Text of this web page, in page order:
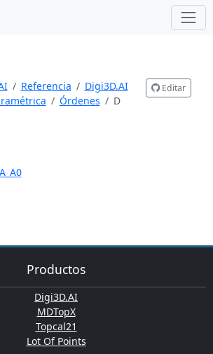
Referencia
Digi3D.AI
Órdenes D
Editar
Productos
Digi3D.AI
MDTopX
Topcal21
Lot Of Points